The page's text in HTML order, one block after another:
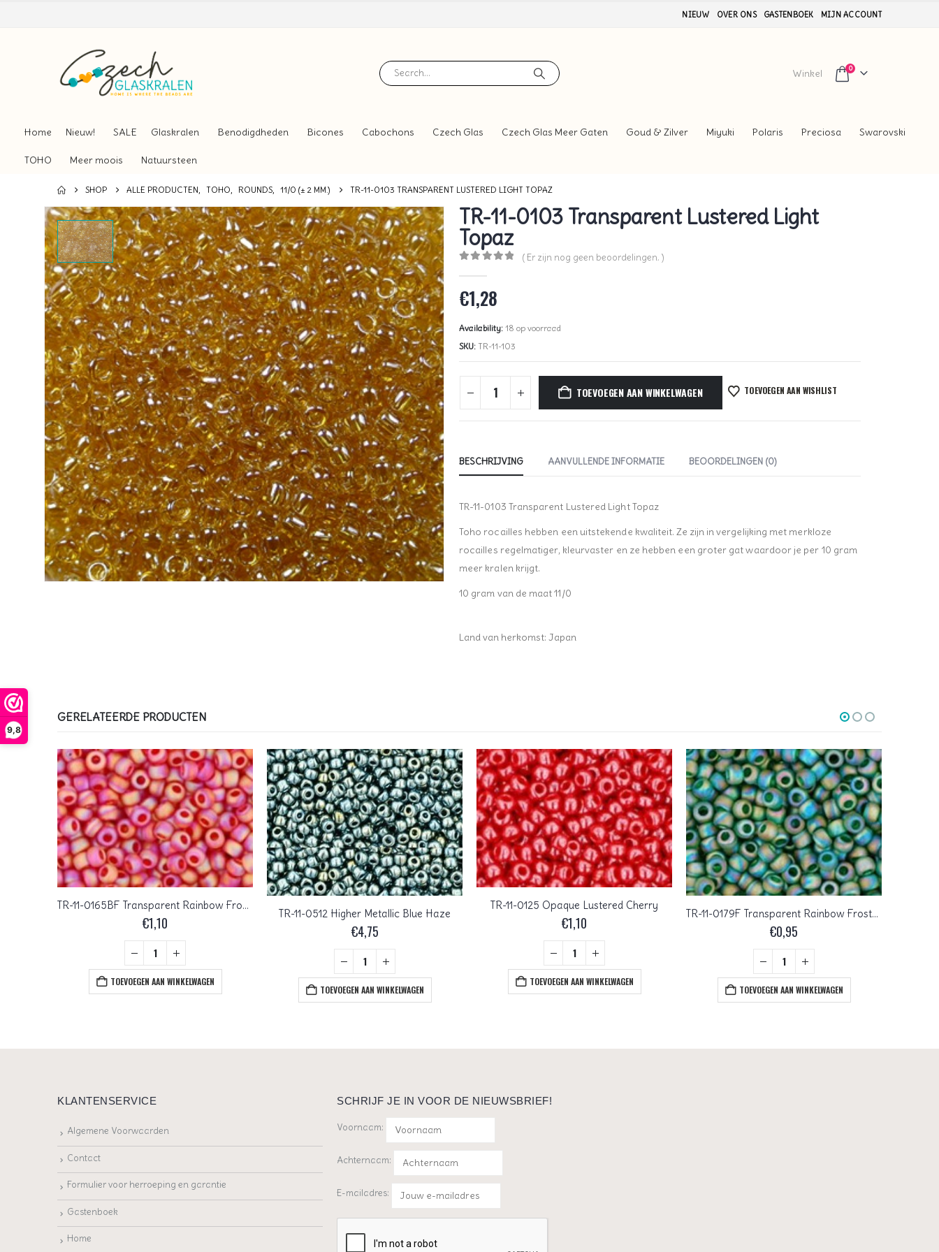
9,8
NIEUW OVER ONS GASTENBOEK MIJN ACCOUNT
Winkel 0
Home Nieuw! SALE Glaskralen Benodigdheden Bicones Cabochons Czech Glas Czech Glas Meer Gaten Goud & Zilver Miyuki Polaris Preciosa Swarovski
TOHO Meer moois Natuursteen
SHOP ALLE PRODUCTEN, TOHO, ROUNDS, 11/0 (± 2 MM.) TR-11-0103 TRANSPARENT LUSTERED LIGHT TOPAZ
TR-11-0103 Transparent Lustered Light
Topaz
( Er zijn nog geen beoordelingen. )
€1,28
Availability: 18 op voorraad
SKU: TR-11-103
TOEVOEGEN AAN WINKELWAGEN TOEVOEGEN AAN WISHLIST
BESCHRIJVING AANVULLENDE INFORMATIE BEOORDELINGEN (0)
TR-11-0103 Transparent Lustered Light Topaz
Toho rocailles hebben een uitstekende kwaliteit. Ze zijn in vergelijking met merkloze
rocailles regelmatiger, kleurvaster en ze hebben een groter gat waardoor je per 10 gram
meer kralen krijgt.
10 gram van de maat 11/0
Land van herkomst: Japan
GERELATEERDE PRODUCTEN
TR-11-0165BF Transparent Rainbow Frosted Siam Ruby
€1,10
TOEVOEGEN AAN WINKELWAGEN
TR-11-0512 Higher Metallic Blue Haze
€4,75
TOEVOEGEN AAN WINKELWAGEN
TR-11-0125 Opaque Lustered Cherry
€1,10
TOEVOEGEN AAN WINKELWAGEN
TR-11-0179F Transparent Rainbow Frosted green Emerald
€0,95
TOEVOEGEN AAN WINKELWAGEN
KLANTENSERVICE
Algemene Voorwaarden
Contact
Formulier voor herroeping en garantie
Gastenboek
Home
SCHRIJF JE IN VOOR DE NIEUWSBRIEF!
Voornaam:
Achternaam:
E-mailadres: